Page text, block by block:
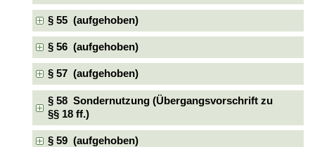
§ 55 (aufgehoben)
§ 56 (aufgehoben)
§ 57 (aufgehoben)
§ 58 Sondernutzung (Übergangsvorschrift zu
§§ 18 ff.)
§ 59 (aufgehoben)